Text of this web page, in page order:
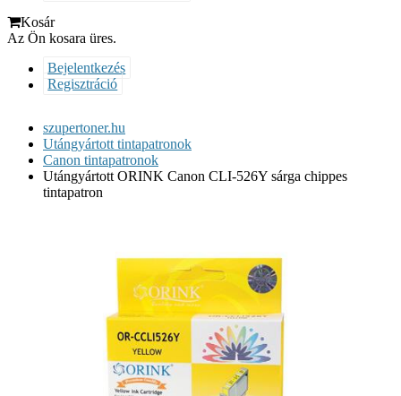
Kosár
Az Ön kosara üres.
Bejelentkezés
Regisztráció
szupertoner.hu
Utángyártott tintapatronok
Canon tintapatronok
Utángyártott ORINK Canon CLI-526Y sárga chippes
tintapatron